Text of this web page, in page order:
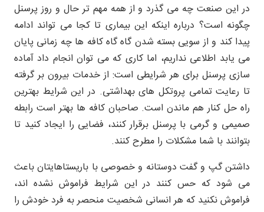
در این صنعت چه می گذرد و از همه مهم تر حال و روز پرسنل
چگونه است؟ درباره اینکه این بیماری تا کجا می تواند ادامه
پیدا کند و از سویی بسته شدن گاه گاه کافه ها چه زمانی پایان
می یابد اطلاعی نداریم، اما کاری که می توان انجام داد آماده
سازی پرسنل برای هر شرایطی است: از خدمات بیرون بر گرفته
تا رعایت تمامی پروتکل های بهداشتی. در این شرایط بهترین
راه حل کنار هم ماندن است. صاحبان کافه ها بهتر است رابطه
صمیمی و گرمی با پرسنل برقرار کنند، فضایی را ایجاد کنید تا
بتوانند با شما مشکلات را مطرح کنند.
داشتن گپ و گفت دوستانه و خصوصی با باریستاهایتان باعث
می شود که حس کنند در این شرایط فراموش نشده اند،
فراموش نکنید که هر انسانی شخصیت منحصر به فرد خودش را